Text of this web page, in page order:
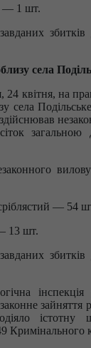
— 1 шт.​
села
квітня, на
села
— 54
13 шт.
істотну
Кримінального